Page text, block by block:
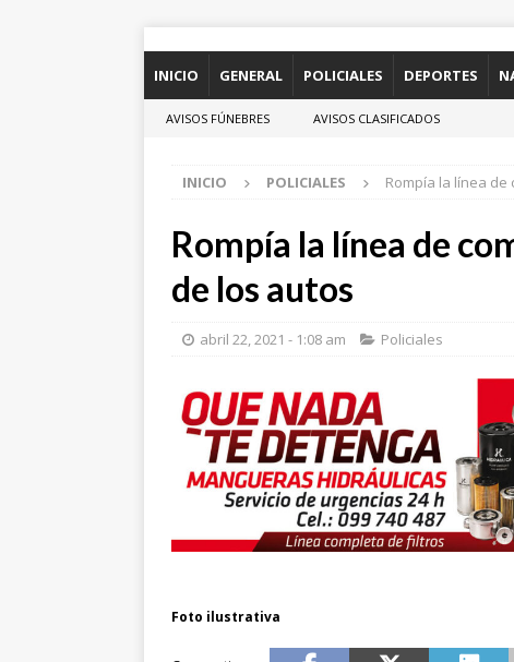
INICIO GENERAL POLICIALES DEPORTES
AVISOS FÚNEBRES AVISOS CLASIFICADOS
INICIO POLICIALES Rompía la línea
Rompía la línea de
de los autos
abril 22, 2021 - 1:08 am Policiales
Foto ilustrativa